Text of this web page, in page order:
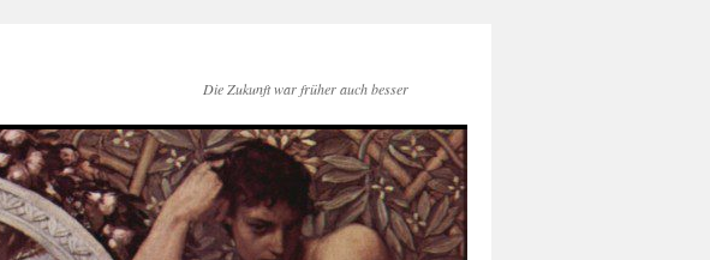
Die Zukunft war früher auch besser